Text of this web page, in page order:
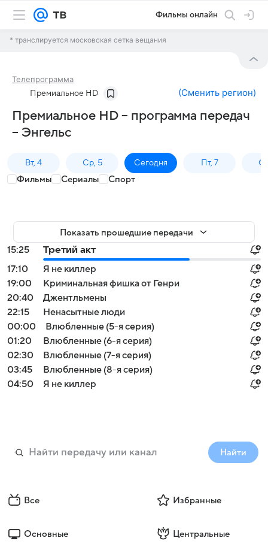
Фильмы онлайн
* транслируется московская сетка вещания
Телепрограмма
Премиальное HD (Сменить регион)
Премиальное HD – программа передач
– Энгельс
Вт, 4 Ср, 5 Сегодня Пт, 7
Фильмы Сериалы Спорт
Показать прошедшие передачи
15:25
Третий акт
17:10
Я не киллер
19:00
Криминальная фишка от Генри
20:40
Джентльмены
22:15
Ненасытные люди
00:00
Влюбленные (5-я серия)
01:20
Влюбленные (6-я серия)
02:30
Влюбленные (7-я серия)
03:45
Влюбленные (8-я серия)
04:50
Я не киллер
Найти
Все Избранные
Основные Центральные